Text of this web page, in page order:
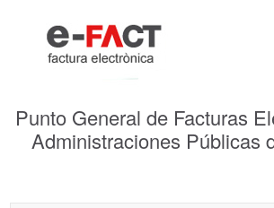
Punto General de Facturas
Administraciones Públicas